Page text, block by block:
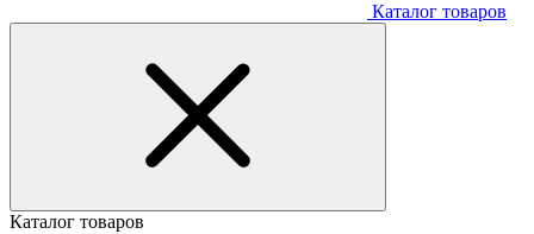
Каталог товаров
Каталог товаров